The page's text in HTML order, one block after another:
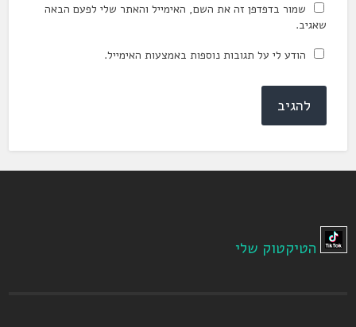
שמור בדפדפן זה את השם, האימייל והאתר שלי לפעם הבאה
שאגיב.
הודע לי על תגובות נוספות באמצעות האימייל.
הטיקטוק שלי